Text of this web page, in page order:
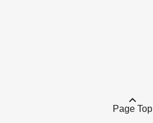
Page Top